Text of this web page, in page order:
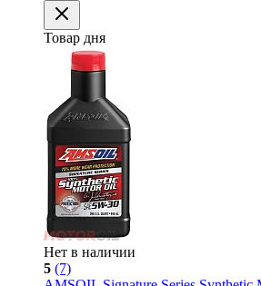
Товар дня
Нет в наличии
5 (7)